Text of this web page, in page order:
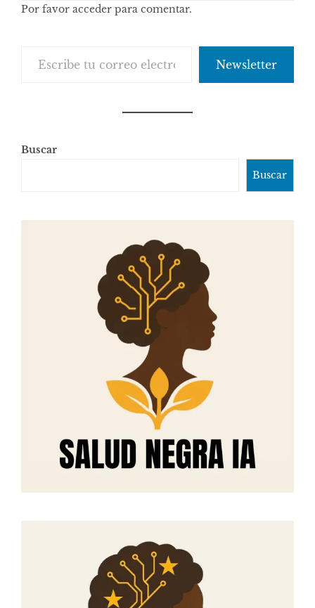
comentarios
Por favor acceder para comentar.
Newsletter
Buscar
Buscar